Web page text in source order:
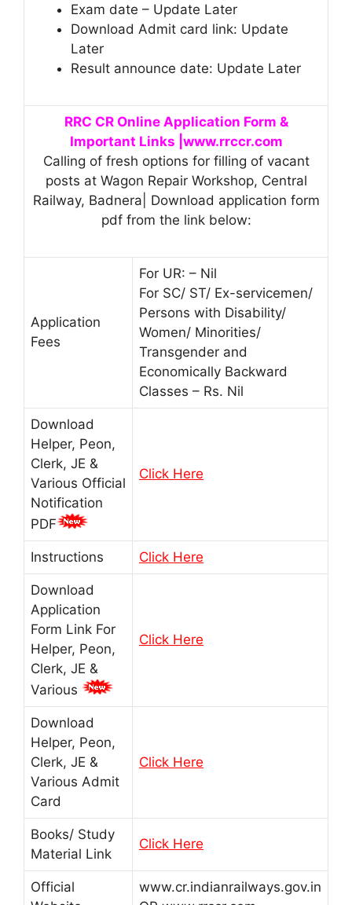
Exam date – Update Later
Download Admit card link: Update
Later
Result announce date: Update Later
RRC CR Online Application Form &
Important Links |www.rrccr.com
Calling of fresh options for filling of vacant
posts at Wagon Repair Workshop, Central
Railway, Badnera| Download application form
pdf from the link below:
Application
Fees
For UR: – Nil
For SC/ ST/ Ex-servicemen/
Persons with Disability/
Women/ Minorities/
Transgender and
Economically Backward
Classes – Rs. Nil
Download
Helper, Peon,
Clerk, JE &
Various Official
Notification
PDF
Click Here
Instructions Click Here
Download
Application
Form Link For
Helper, Peon,
Clerk, JE &
Various
Click Here
Download
Helper, Peon,
Clerk, JE &
Various Admit
Card
Click Here
Books/ Study
Material Link
Click Here
Official
www.cr.indianrailways.gov.in